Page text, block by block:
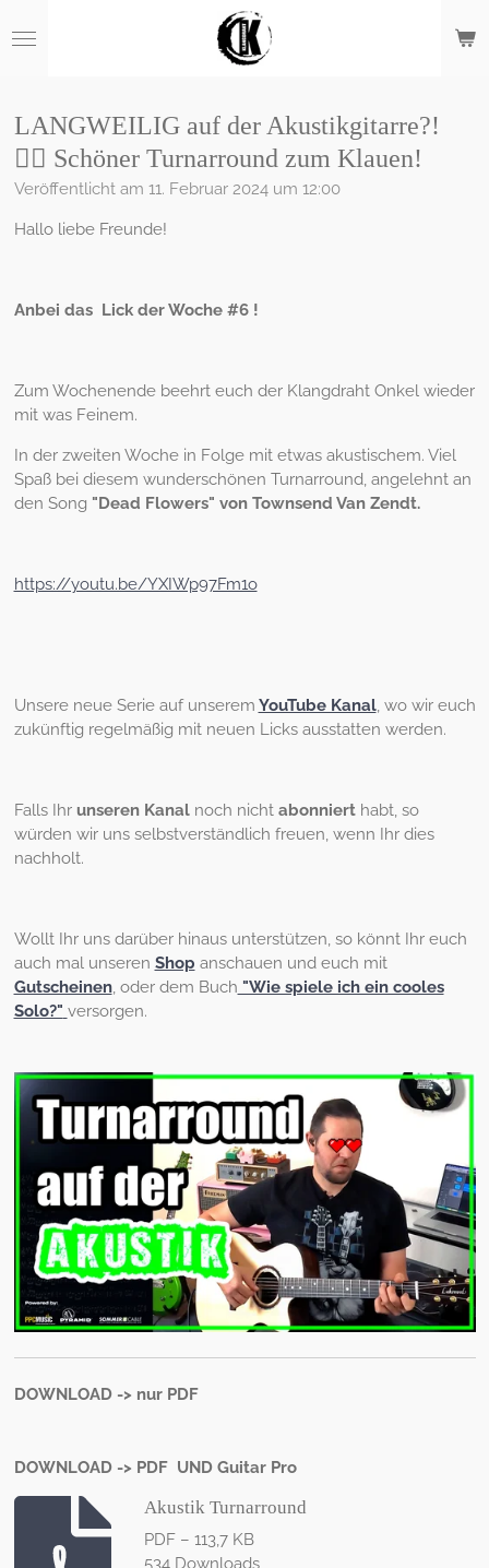
Hauptinhalt
LANGWEILIG auf der Akustikgitarre?!
👉🏻 Schöner Turnarround zum Klauen!
Veröffentlicht am 11. Februar 2024 um 12:00
Hallo liebe Freunde!
Anbei das Lick der Woche #6 !
Zum Wochenende beehrt euch der Klangdraht Onkel wieder
mit was Feinem.
In der zweiten Woche in Folge mit etwas akustischem. Viel
Spaß bei diesem wunderschönen Turnarround, angelehnt an
den Song "Dead Flowers" von Townsend Van Zendt.
https://youtu.be/YXIWp97Fm1o
Unsere neue Serie auf unserem YouTube Kanal, wo wir euch
zukünftig regelmäßig mit neuen Licks ausstatten werden.
Falls Ihr unseren Kanalnoch nicht abonnierthabt, so
würden wir uns selbstverständlich freuen, wenn Ihr dies
nachholt.
Wollt Ihr uns darüber hinaus unterstützen, so könnt Ihr euch
auch mal unseren Shop anschauen und euch mit
Gutscheinen, oder dem Buch "Wie spiele ich ein cooles
Solo?" versorgen.
DOWNLOAD -> nur PDF
DOWNLOAD -> PDF UND Guitar Pro
Akustik Turnarround
PDF – 113,7 KB
534 Downloads